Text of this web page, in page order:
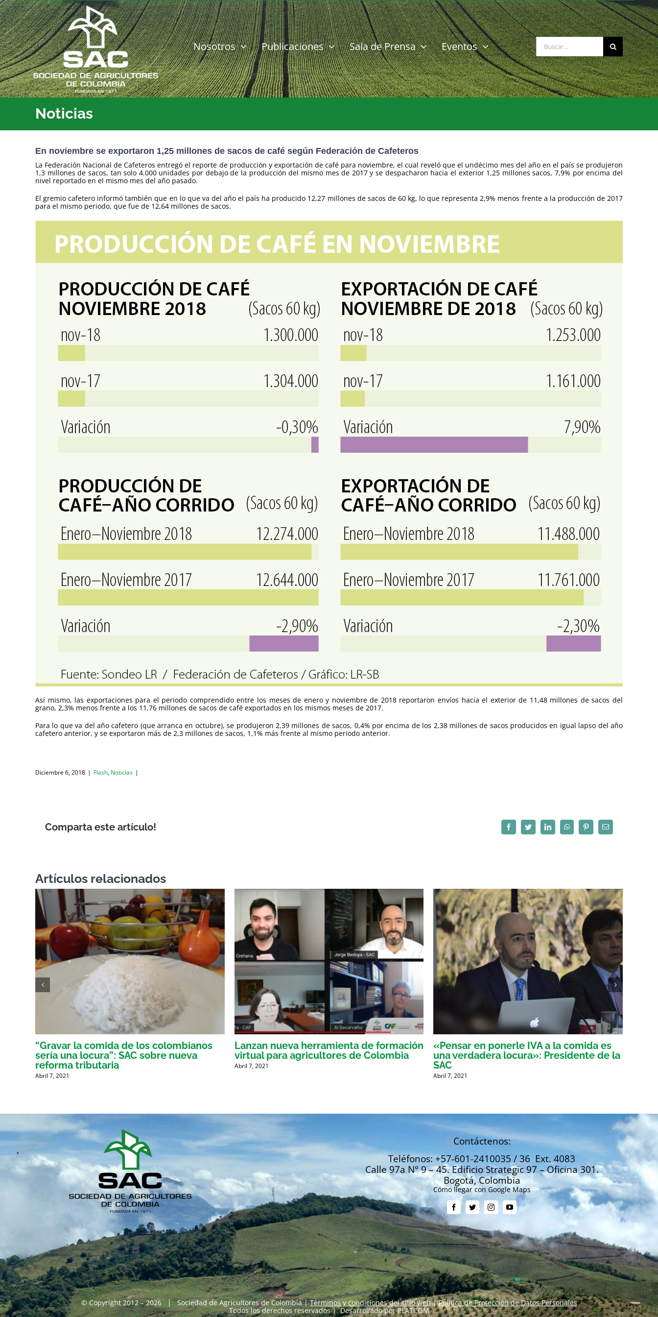
Saltar
al
contenido
Nosotros Publicaciones Sala de Prensa Eventos Buscar:
Noticias
En noviembre se exportaron 1,25 millones de sacos de café según Federación de Cafeteros
La Federación Nacional de Cafeteros entregó el reporte de producción y exportación de café para noviembre, el cual reveló que el undécimo mes del año en el país se produjeron
1,3 millones de sacos, tan solo 4.000 unidades por debajo de la producción del mismo mes de 2017 y se despacharon hacia el exterior 1,25 millones sacos, 7,9% por encima del
nivel reportado en el mismo mes del año pasado.
El gremio cafetero informó también que en lo que va del año el país ha producido 12,27 millones de sacos de 60 kg, lo que representa 2,9% menos frente a la producción de 2017
para el mismo periodo, que fue de 12,64 millones de sacos.
Así mismo, las exportaciones para el periodo comprendido entre los meses de enero y noviembre de 2018 reportaron envíos hacia el exterior de 11,48 millones de sacos del
grano, 2,3% menos frente a los 11,76 millones de sacos de café exportados en los mismos meses de 2017.
Para lo que va del año cafetero (que arranca en octubre), se produjeron 2,39 millones de sacos, 0,4% por encima de los 2,38 millones de sacos producidos en igual lapso del año
cafetero anterior, y se exportaron más de 2,3 millones de sacos, 1,1% más frente al mismo periodo anterior.
Diciembre 6, 2018 | Flash, Noticias |
Comparta este artículo! FacebookTwitterLinkedInWhatsAppPinterestCorreo
electrónico
Artículos relacionados
“Gravar la comida de los colombianos
sería una locura”: SAC sobre nueva
reforma tributaria
Abril 7, 2021
Lanzan nueva herramienta de formación
virtual para agricultores de Colombia
Abril 7, 2021
«Pensar en ponerle IVA a la comida es
una verdadera locura»: Presidente de la
SAC
Abril 7, 2021
Contáctenos:
Teléfonos: +57-601-2410035 / 36 Ext. 4083
Calle 97a N° 9 – 45. Edificio Strategic 97 – Oficina 301.
Bogotá, Colombia
Cómo llegar con Google Maps
© Copyright 2012 – 2026 | Sociedad de Agricultores de Colombia |Términos y condiciones del sitio web|Política de Protección de Datos Personales
Todos los derechos reservados | Desarrollado porPLATCOM